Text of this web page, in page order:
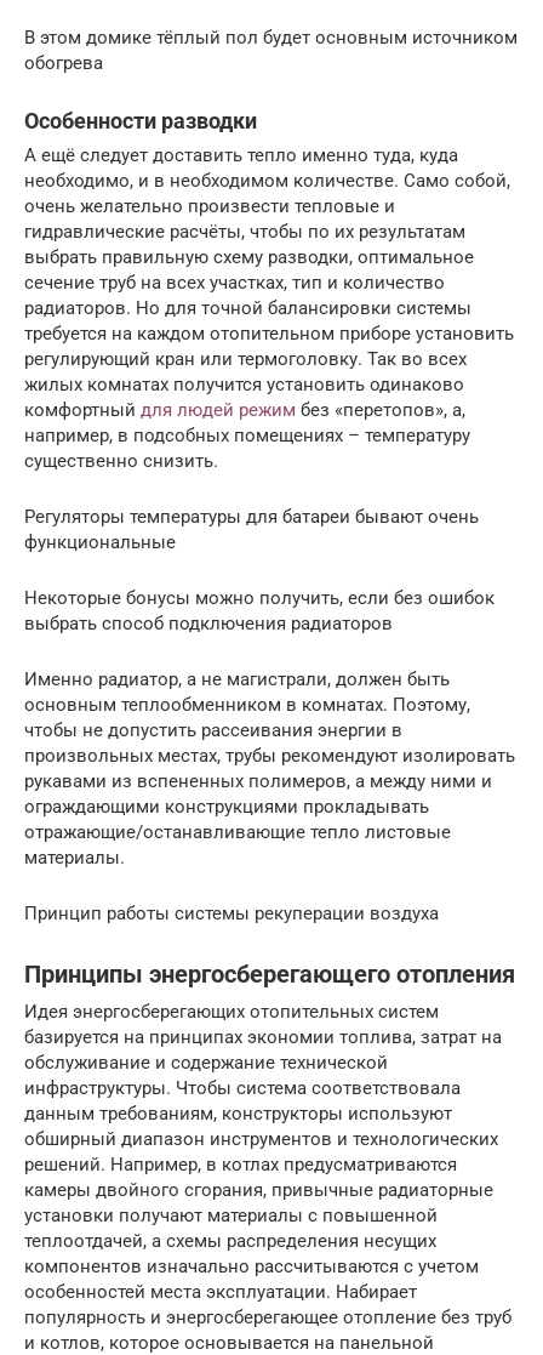
В этом домике тёплый пол будет основным источником
обогрева
Особенности разводки
А ещё следует доставить тепло именно туда, куда
необходимо, и в необходимом количестве. Само собой,
очень желательно произвести тепловые и
гидравлические расчёты, чтобы по их результатам
выбрать правильную схему разводки, оптимальное
сечение труб на всех участках, тип и количество
радиаторов. Но для точной балансировки системы
требуется на каждом отопительном приборе установить
регулирующий кран или термоголовку. Так во всех
жилых комнатах получится установить одинаково
комфортный для людей режим без «перетопов», а,
например, в подсобных помещениях – температуру
существенно снизить.
Регуляторы температуры для батареи бывают очень
функциональные
Некоторые бонусы можно получить, если без ошибок
выбрать способ подключения радиаторов
Именно радиатор, а не магистрали, должен быть
основным теплообменником в комнатах. Поэтому,
чтобы не допустить рассеивания энергии в
произвольных местах, трубы рекомендуют изолировать
рукавами из вспененных полимеров, а между ними и
ограждающими конструкциями прокладывать
отражающие/останавливающие тепло листовые
материалы.
Принцип работы системы рекуперации воздуха
Принципы энергосберегающего отопления
Идея энергосберегающих отопительных систем
базируется на принципах экономии топлива, затрат на
обслуживание и содержание технической
инфраструктуры. Чтобы система соответствовала
данным требованиям, конструкторы используют
обширный диапазон инструментов и технологических
решений. Например, в котлах предусматриваются
камеры двойного сгорания, привычные радиаторные
установки получают материалы с повышенной
теплоотдачей, а схемы распределения несущих
компонентов изначально рассчитываются с учетом
особенностей места эксплуатации. Набирает
популярность и энергосберегающее отопление без труб
и котлов, которое основывается на панельной